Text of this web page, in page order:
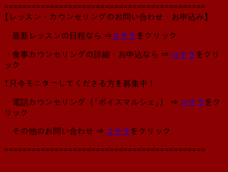
============================================
【レッスン・カウンセリングのお問い合わせ・お申込み】
・最新レッスンの日程なら ⇒コチラ をクリック
・食事カウンセリングの詳細・お申込なら ⇒ コチラ をクリ
ック
↑只今モニターしてくださる方を募集中！
・電話カウンセリング（「ボイスマルシェ」） ⇒ コチラ をク
リック
・その他のお問い合わせ ⇒ コチラ をクリック
============================================